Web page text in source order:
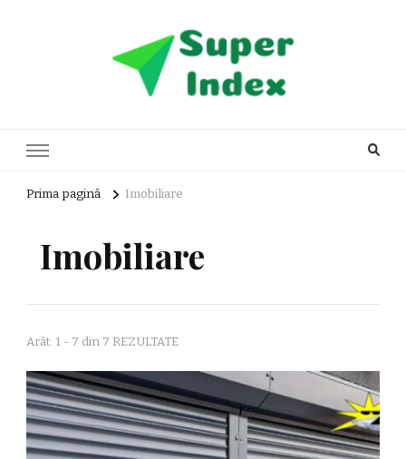
Prima pagină Imobiliare
Imobiliare
Arăt: 1 - 7 din 7 REZULTATE